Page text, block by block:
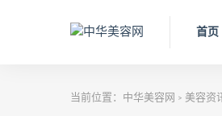
首页
当前位置： 中华美容网 > 美容资